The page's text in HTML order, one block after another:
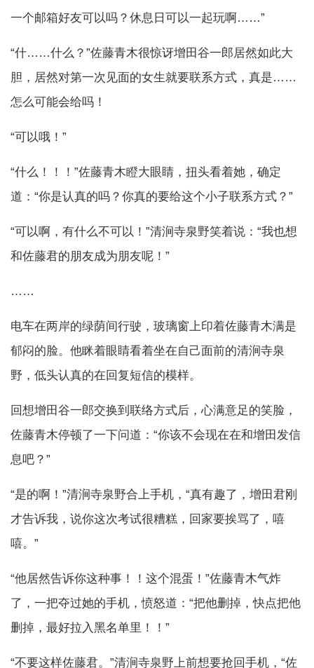
一个邮箱好友可以吗？休息日可以一起玩啊……”
“什……什么？”佐藤青木很惊讶增田谷一郎居然如此大
胆，居然对第一次见面的女生就要联系方式，真是……
怎么可能会给吗！
“可以哦！”
“什么！！！”佐藤青木瞪大眼睛，扭头看着她，确定
道：“你是认真的吗？你真的要给这个小子联系方式？”
“可以啊，有什么不可以！”清涧寺泉野笑着说：“我也想
和佐藤君的朋友成为朋友呢！”
……
电车在两岸的绿荫间行驶，玻璃窗上印着佐藤青木满是
郁闷的脸。他眯着眼睛看着坐在自己面前的清涧寺泉
野，低头认真的在回复短信的模样。
回想增田谷一郎交换到联络方式后，心满意足的笑脸，
佐藤青木停顿了一下问道：“你该不会现在在和增田发信
息吧？”
“是的啊！”清涧寺泉野合上手机，“真有趣了，增田君刚
才告诉我，说你这次考试很糟糕，回家要挨骂了，嘻
嘻。”
“他居然告诉你这种事！！这个混蛋！”佐藤青木气炸
了，一把夺过她的手机，愤怒道：“把他删掉，快点把他
删掉，最好拉入黑名单里！！”
“不要这样佐藤君。”清涧寺泉野上前想要抢回手机，“佐